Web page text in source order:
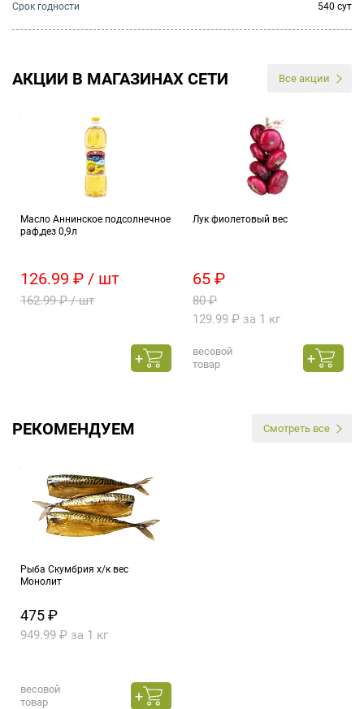
Cрок годности 540 сут
АКЦИИ В МАГАЗИНАХ СЕТИ Все акции
Масло Аннинское подсолнечное
раф,дез 0,9л
126.99 ₽ / шт
162.99 ₽ / шт
Лук фиолетовый вес
65 ₽
80 ₽
129.99 ₽ за 1 кг
весовой
товар
РЕКОМЕНДУЕМ Смотреть все
Рыба Скумбрия х/к вес
Монолит
475 ₽
949.99 ₽ за 1 кг
весовой
товар